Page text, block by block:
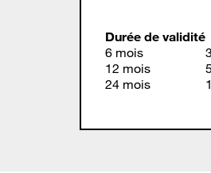
Durée de validité
6 mois
12 mois
24 mois